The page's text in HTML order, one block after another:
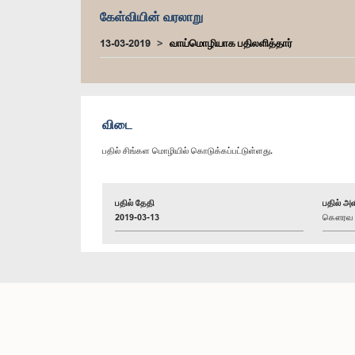
கேள்வியின் வரலாறு
13-03-2019 வாய்மொழியாக பதிலளித்தார்
விடை
பதில் சிங்கள மொழியில் கொடுக்கப்பட்டுள்ளது.
பதில் தேதி
2019-03-13
பதில்
கௌரவ